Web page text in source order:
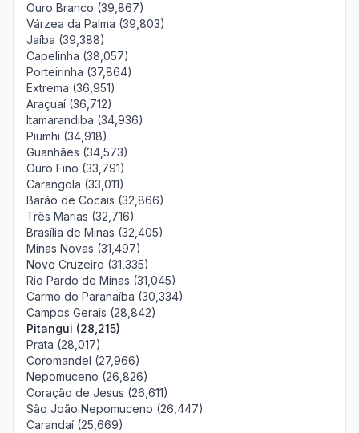
Ouro Branco (39,867)
Várzea da Palma (39,803)
Jaíba (39,388)
Capelinha (38,057)
Porteirinha (37,864)
Extrema (36,951)
Araçuaí (36,712)
Itamarandiba (34,936)
Piumhi (34,918)
Guanhães (34,573)
Ouro Fino (33,791)
Carangola (33,011)
Barão de Cocais (32,866)
Três Marias (32,716)
Brasília de Minas (32,405)
Minas Novas (31,497)
Novo Cruzeiro (31,335)
Rio Pardo de Minas (31,045)
Carmo do Paranaíba (30,334)
Campos Gerais (28,842)
Pitangui (28,215)
Prata (28,017)
Coromandel (27,966)
Nepomuceno (26,826)
Coração de Jesus (26,611)
São João Nepomuceno (26,447)
Carandaí (25,669)